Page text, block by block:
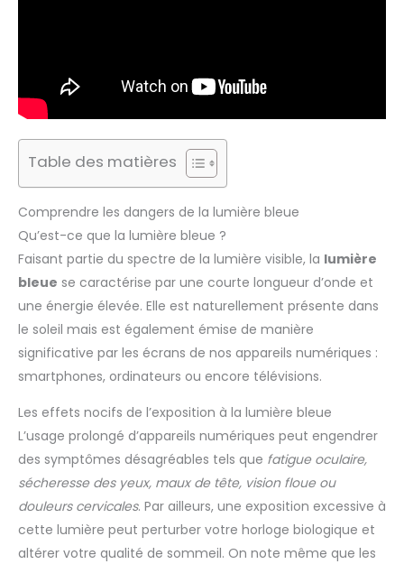
Table des matières
Comprendre les dangers de la lumière bleue
Qu’est-ce que la lumière bleue ?
Faisant partie du spectre de la lumière visible, la lumière
bleue se caractérise par une courte longueur d’onde et
une énergie élevée. Elle est naturellement présente dans
le soleil mais est également émise de manière
significative par les écrans de nos appareils numériques :
smartphones, ordinateurs ou encore télévisions.
Les effets nocifs de l’exposition à la lumière bleue
L’usage prolongé d’appareils numériques peut engendrer
des symptômes désagréables tels que fatigue oculaire,
sécheresse des yeux, maux de tête, vision floue ou
douleurs cervicales. Par ailleurs, une exposition excessive à
cette lumière peut perturber votre horloge biologique et
altérer votre qualité de sommeil. On note même que les